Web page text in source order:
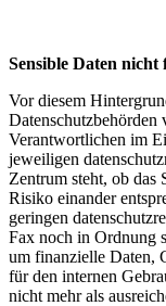
Sensible Daten nicht
Vor diesem
Datenschutzbehörden
Verantwortlichen im
jeweiligen
Zentrum steht, ob das
Risiko einander
geringen
Fax noch in Ordnung
um finanzielle Daten,
für den internen
nicht mehr als